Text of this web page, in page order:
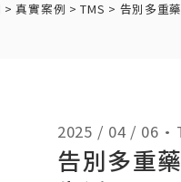
>真實案例 >TMS > 告別多重
2025 / 04 / 06 •
告別多重